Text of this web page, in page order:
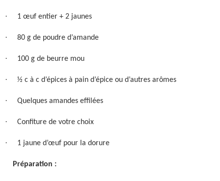
· 1 œuf entier + 2 jaunes
· 80 g de poudre d’amande
· 100 g de beurre mou
· ½ c à c d’épices à pain d’épice ou d’autres arômes
· Quelques amandes effilées
· Confiture de votre choix
· 1 jaune d’œuf pour la dorure
Préparation :